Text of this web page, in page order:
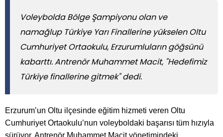
Voleybolda Bölge Şampiyonu olan ve
namağlup Türkiye Yarı Finallerine yükselen Oltu
Cumhuriyet Ortaokulu, Erzurumluların göğsünü
kabarttı. Antrenör Muhammet Macit, "Hedefimiz
Türkiye finallerine gitmek" dedi.
Erzurum’un Oltu ilçesinde eğitim hizmeti veren Oltu
Cumhuriyet Ortaokulu’nun voleyboldaki başarısı tüm hızıyla
sürüyor. Antrenör Muhammet Macit yönetimindeki